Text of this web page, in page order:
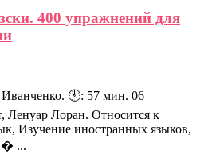
400 упражнений для
🕙: 57 мин. 06
Ленуар Лоран. Относится к
Изучение иностранных языков,
...